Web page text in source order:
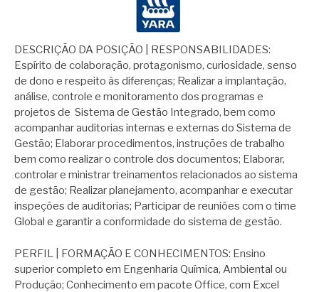
DESCRIÇÃO DA POSIÇÃO | RESPONSABILIDADES:
Espírito de colaboração, protagonismo, curiosidade, senso
de dono e respeito às diferenças; Realizar a implantação,
análise, controle e monitoramento dos programas e
projetos de Sistema de Gestão Integrado, bem como
acompanhar auditorias internas e externas do Sistema de
Gestão; Elaborar procedimentos, instruções de trabalho
bem como realizar o controle dos documentos; Elaborar,
controlar e ministrar treinamentos relacionados ao sistema
de gestão; Realizar planejamento, acompanhar e executar
inspeções de auditorias; Participar de reuniões com o time
Global e garantir a conformidade do sistema de gestão.
PERFIL | FORMAÇÃO E CONHECIMENTOS: Ensino
superior completo em Engenharia Química, Ambiental ou
Produção; Conhecimento em pacote Office, com Excel